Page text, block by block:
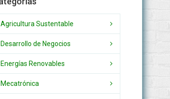
Agricultura Sustentable
Desarrollo de Negocios
Energías Renovables
Mecatrónica